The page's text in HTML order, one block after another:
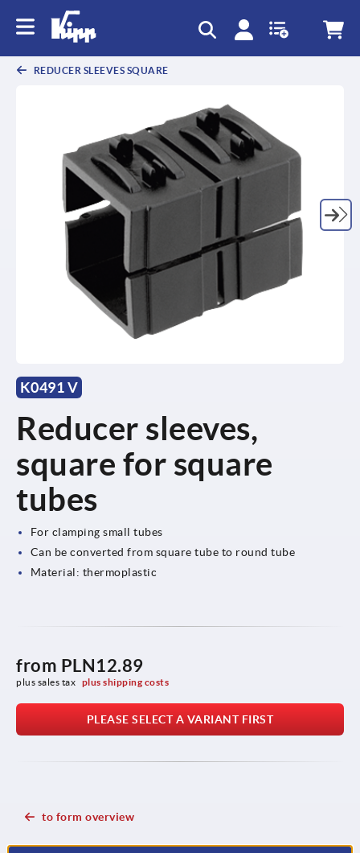
REDUCER SLEEVES SQUARE
K0491 V
Reducer sleeves,
square for square
tubes
For clamping small tubes
Can be converted from square tube to round tube
Material: thermoplastic
from PLN12.89
plus sales tax plus shipping costs
PLEASE SELECT A VARIANT FIRST
to form overview